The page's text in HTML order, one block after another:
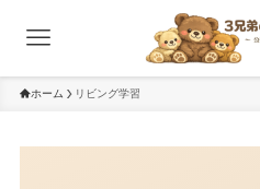
ホーム リビング学習